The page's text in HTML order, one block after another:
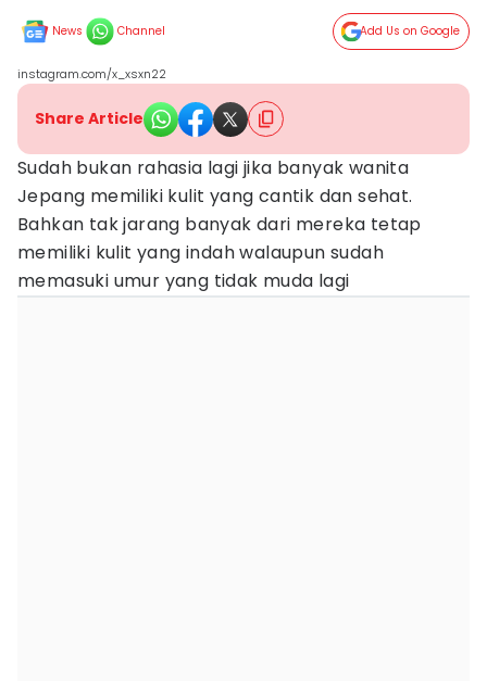
News Channel Add Us on Google
instagram.com/x_xsxn22
Share Article
Sudah bukan rahasia lagi jika banyak wanita
Jepang memiliki kulit yang cantik dan sehat.
Bahkan tak jarang banyak dari mereka tetap
memiliki kulit yang indah walaupun sudah
memasuki umur yang tidak muda lagi